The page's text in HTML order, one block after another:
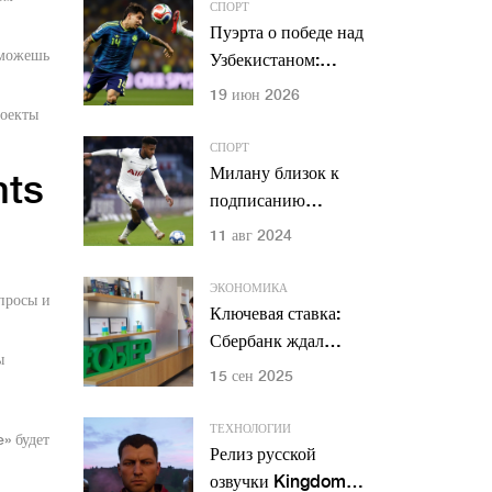
и
будет
СПОРТ
Пуэрта о победе над
Узбекистаном:
«Доминировали в
19 июн 2026
СПОРТ
Милану близок к
подписанию
защитника из
трансфера
11 авг 2024
ЭКОНОМИКА
Ключевая ставка:
Сбербанк ждал
16% в сентябре, ЦБ
сохраняет жесткий
курс
15 сен 2025
ТЕХНОЛОГИИ
Релиз русской
озвучки Kingdom